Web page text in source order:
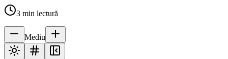
3 min lectură
Mediu